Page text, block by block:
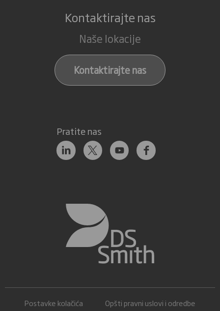
Kontaktirajte nas
Naše lokacije
Kontaktirajte nas
Pratite nas
Postavke kolačića Opšti pravni uslovi i odredbe